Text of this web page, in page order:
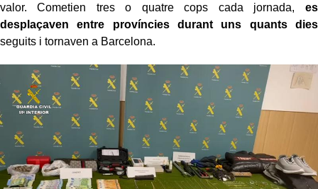
valor. Cometien tres o quatre cops cada jornada, es
desplaçaven entre províncies durant uns quants dies
seguits i tornaven a Barcelona.